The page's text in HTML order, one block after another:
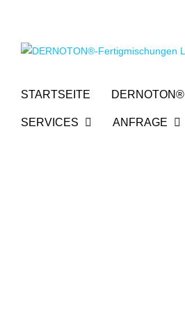
springen
STARTSEITE DERNOTON®
SERVICES ANFRAGE